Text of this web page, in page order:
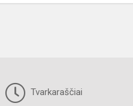
Tvarkaraščiai